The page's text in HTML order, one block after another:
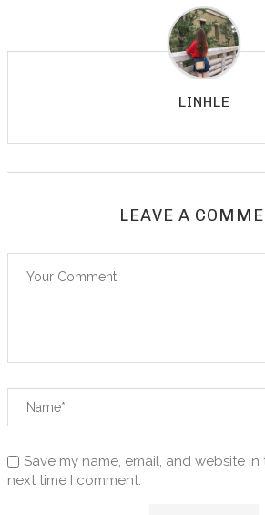
LINHLE
LEAVE A
Save my name, email, and website
next time I comment.